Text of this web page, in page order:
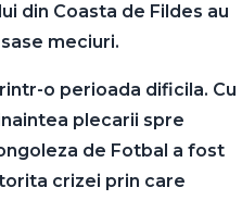
din Coasta de Fildes au
meciuri.
o perioada dificila. Cu
plecarii spre
de Fotbal a fost
crizei prin care